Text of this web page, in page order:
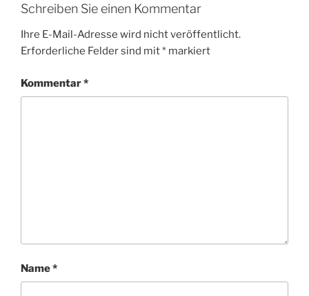
Schreiben Sie einen Kommentar
Ihre E-Mail-Adresse wird nicht veröffentlicht.
Erforderliche Felder sind mit* markiert
Kommentar*
Name*